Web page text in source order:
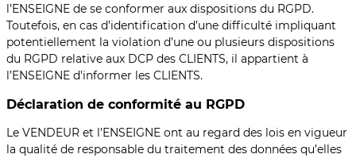
l’ENSEIGNE de se conformer aux dispositions du RGPD.
Toutefois, en cas d’identification d’une difficulté impliquant
potentiellement la violation d’une ou plusieurs dispositions
du RGPD relative aux DCP des CLIENTS, il appartient à
l’ENSEIGNE d’informer les CLIENTS.
Déclaration de conformité au RGPD
Le VENDEUR et l’ENSEIGNE ont au regard des lois en vigueur
la qualité de responsable du traitement des données qu’elles